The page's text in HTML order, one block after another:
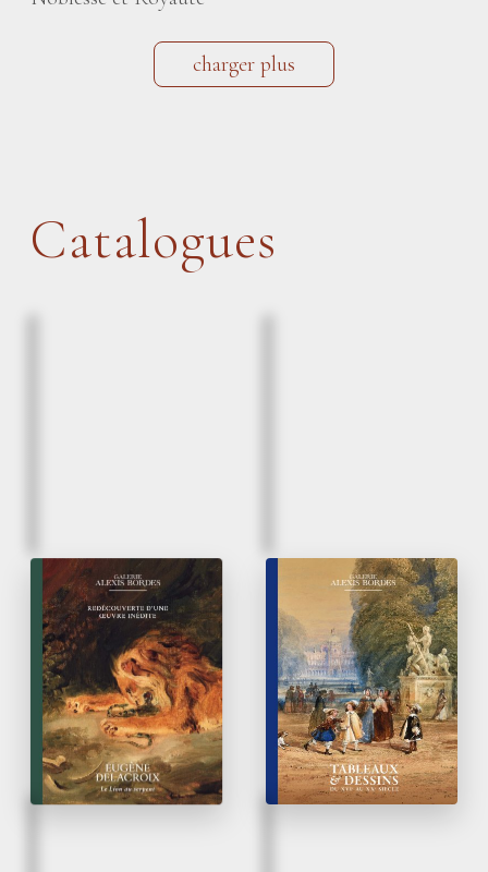
charger plus
Catalogues
Mars 2026
Eugène Delacroix |
Le Lion au serpent
Redécouverte d’une œuvre
inédite
Mars 2026
Tableaux & Dessins
du XVIeau XXesiècle